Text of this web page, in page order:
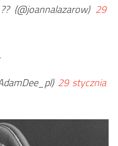
(@joannalazarow) 29
29 stycznia